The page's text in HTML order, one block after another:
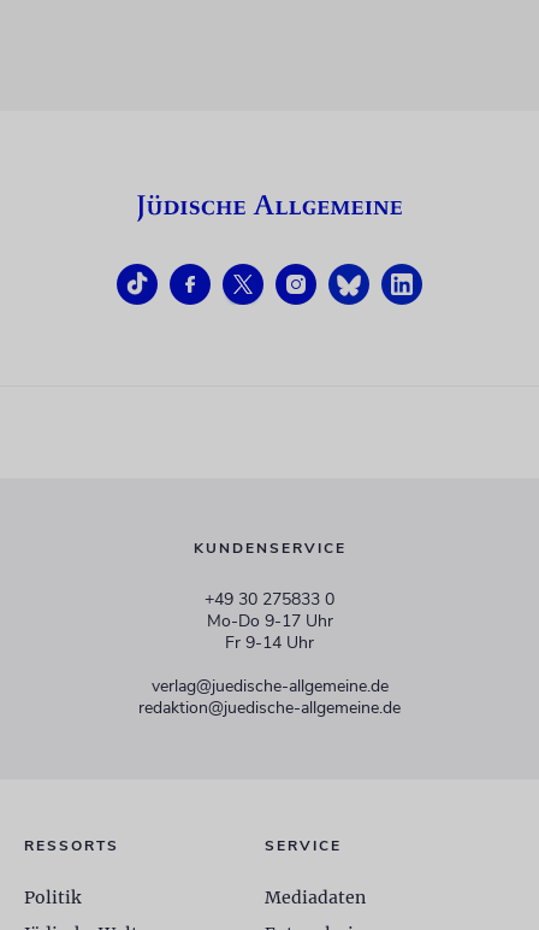
KUNDENSERVICE
+49 30 275833 0
Mo-Do 9-17 Uhr
Fr 9-14 Uhr
verlag@juedische-allgemeine.de
redaktion@juedische-allgemeine.de
RESSORTS
Politik
SERVICE
Mediadaten